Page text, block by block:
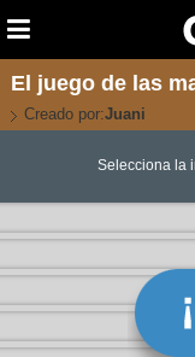
El juego de las
Creado por:Juani
Selecciona la